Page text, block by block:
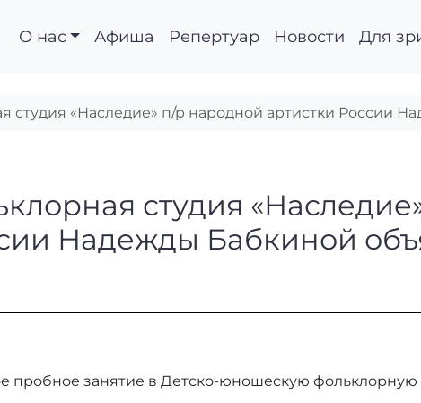
О нас Афиша Репертуар Новости Для
«Наследие» п/р народной артистки России
студия
студия
Надежды Бабкиной
пробное занятие в Детско-юношескую